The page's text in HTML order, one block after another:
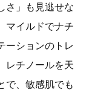
さ」も見逃せな
マイルドでナチ
ーションのトレ
レチノールを天
で、敏感肌でも